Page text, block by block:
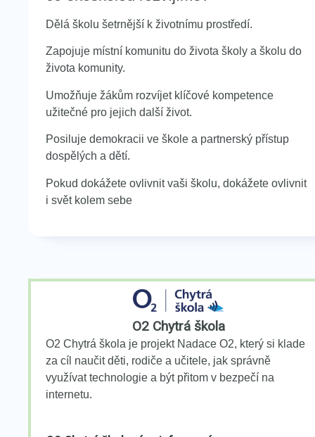
Dělá školu šetrnější k životnímu prostředí.
Zapojuje místní komunitu do života školy a školu do
života komunity.
Umožňuje žákům rozvíjet klíčové kompetence
užitečné pro jejich další život.
Posiluje demokracii ve škole a partnerský přístup
dospělých a dětí.
Pokud dokážete ovlivnit vaši školu, dokážete ovlivnit
i svět kolem sebe
O2 Chytrá škola
O2 Chytrá škola je projekt Nadace O2, který si klade
za cíl naučit děti, rodiče a učitele, jak správně
využívat technologie a být přitom v bezpečí na
internetu.